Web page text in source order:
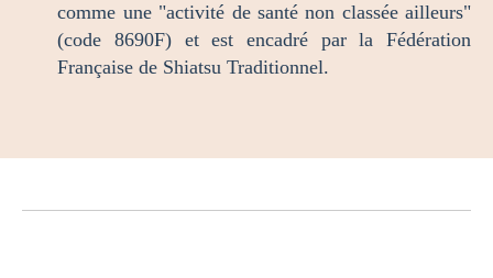
comme une "activité de santé non classée ailleurs"
(code 8690F) et est encadré par la Fédération
Française de Shiatsu Traditionnel.